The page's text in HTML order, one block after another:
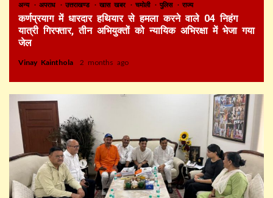
अन्य अपराध उत्तराखण्ड खास खबर चमोली पुलिस राज्य
कर्णप्रयाग में धारदार हथियार से हमला करने वाले 04 निहंग
यात्री गिरफ्तार, तीन अभियुक्तों को न्यायिक अभिरक्षा में भेजा गया
जेल
Vinay Kainthola 2 months ago